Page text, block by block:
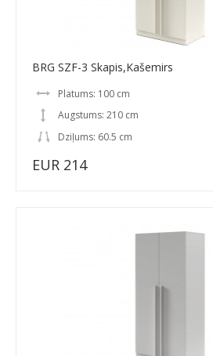
BRG SZF-3 Skapis,Kašemirs
Platums: 100 cm
Augstums: 210 cm
Dziļums: 60.5 cm
EUR 214